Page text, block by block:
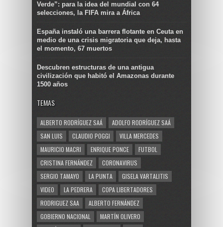
Verde”: para la idea del mundial con 64
selecciones, la FIFA mira a África
España instaló una barrera flotante en Ceuta en
medio de una crisis migratoria que deja, hasta
el momento, 67 muertos
Descubren estructuras de una antigua
civilización que habitó el Amazonas durante
1500 años
TEMAS
ALBERTO RODRÍGUEZ SAÁ
ADOLFO RODRÍGUEZ SAÁ
SAN LUIS
CLAUDIO POGGI
VILLA MERCEDES
MAURICIO MACRI
ENRIQUE PONCE
FUTBOL
CRISTINA FERNÁNDEZ
CORONAVIRUS
SERGIO TAMAYO
LA PUNTA
GISELA VARTALITIS
VIDEO
LA PEDRERA
COPA LIBERTADORES
RODRIGUEZ SAA
ALBERTO FERNÁNDEZ
GOBIERNO NACIONAL
MARTÍN OLIVERO